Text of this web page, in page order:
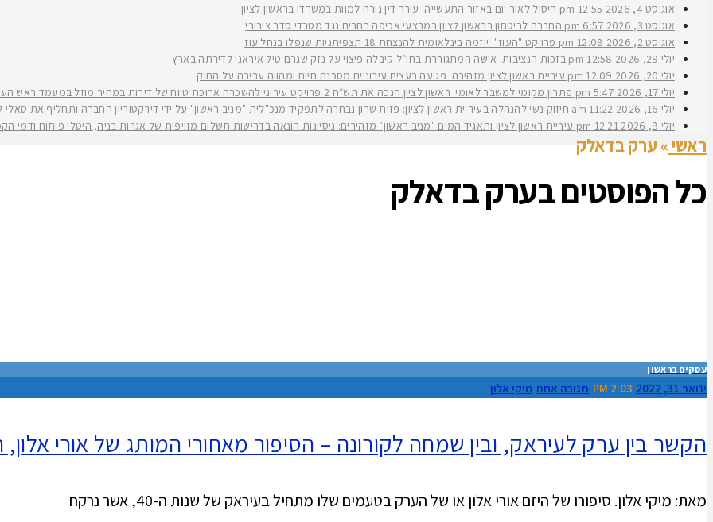
אוגוסט 4, 2026
12:55 pm
חיסול לאור יום באזור התעשייה: עורך דין נורה למוות במשרדו בראשון לציון
אוגוסט 3, 2026
6:57 pm
החברה לביטחון בראשון לציון במבצעי אכיפה רחבים נגד מטרדי סדר ציבורי
אוגוסט 2, 2026
12:08 pm
פרויקט "העוז": יוזמה בינלאומית להנצחת 18 תצפיתניות שנפלו בנחל עוז
יולי 29, 2026
12:58 pm
בזכות הנציבות: אישה המתגוררת בחו"ל קיבלה פיצוי על נזק שגרם טיל איראני לדירתה בארץ
יולי 20, 2026
12:09 pm
עיריית ראשון לציון מזהירה: פגיעה בעצים עירוניים מסכנת חיים ומהווה עבירה על החוק
יולי 17, 2026
5:47 pm
פתרון מקומי למשבר לאומי: ראשון לציון חנכה את תש״ח 2 פרויקט עירוני להשכרה ארוכת טווח של דירות במחיר מוזל במעמד ראש העירייה רז קינסטליך
יולי 16, 2026
11:22 am
חיזוק נשי להנהלה בעיריית ראשון לציון: פזית שרון נבחרה לתפקיד מנכ"לית "מניב ראשון" על ידי דירקטוריון החברה ותחליף את סאלי לוי שפורשת
יולי 8, 2026
12:21 pm עיריית ראשון לציון ותאגיד המים "מניב ראשון" מזהירים: ניסיונות הונאה בדרישות תשלום מזויפות של אגרות בניה, היטלי פיתוח
ראשי» ערק בדאלק
כל הפוסטים בערק בדאלק
עסקים בראשון
ינואר 31, 2022 2:03 PM תגובה אחת מיקי אלון
הקשר בין ערק לעיראק, ובין שמחה לקורונה – הסיפור מאחורי המותג של אורי אלון,
מאת: מיקי אלון. סיפורו של היזם אורי אלון או של הערק בטעמים שלו מתחיל בעיראק של שנות ה-40, אשר נרקח